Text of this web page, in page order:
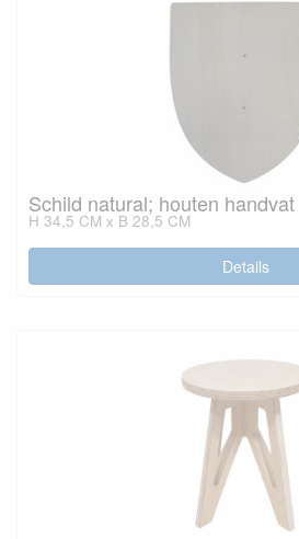
Schild natural; houten handvat
H 34,5 CM x B 28,5 CM
Details